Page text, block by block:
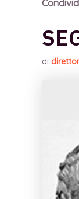
di